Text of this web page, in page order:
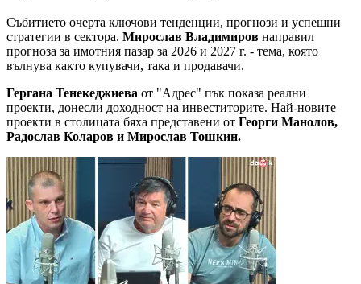
Събитието очерта ключови тенденции, прогнози и успешни
стратегии в сектора. Мирослав Владимиров направил
прогноза за имотния пазар за 2026 и 2027 г. - тема, която
вълнува както купувачи, така и продавачи.
Гергана Тенекеджиева от "Адрес" пък показа реални
проекти, донесли доходност на инвеститорите. Най-новите
проекти в столицата бяха представени от Георги Манолов,
Радослав Коларов и Мирослав Тошкин.